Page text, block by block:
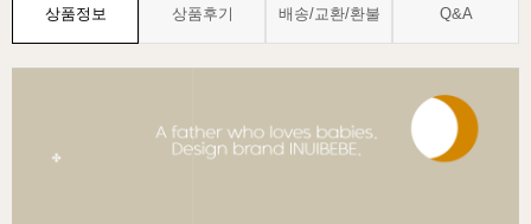
상품정보 상품후기 배송/교환/환불 Q&A